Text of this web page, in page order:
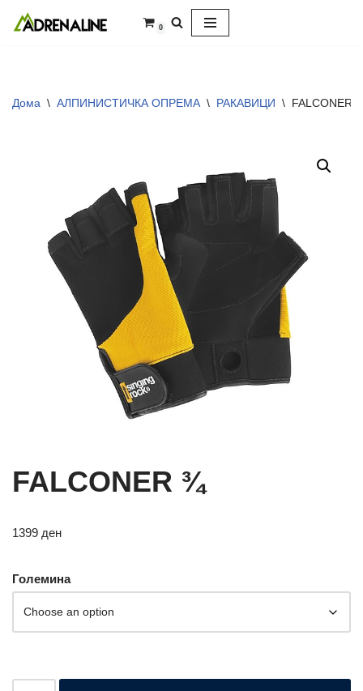
0
Дома \ АЛПИНИСТИЧКА ОПРЕМА \ РАКАВИЦИ \ FALCONER
FALCONER ¾
1399 ден
Големина